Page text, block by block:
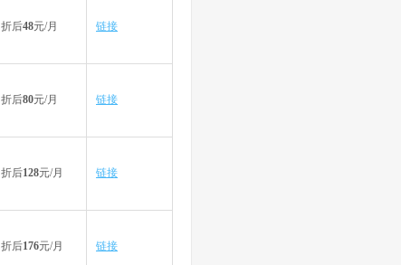
折后48元/月 链接
折后80元/月 链接
折后128元/月 链接
折后176元/月 链接